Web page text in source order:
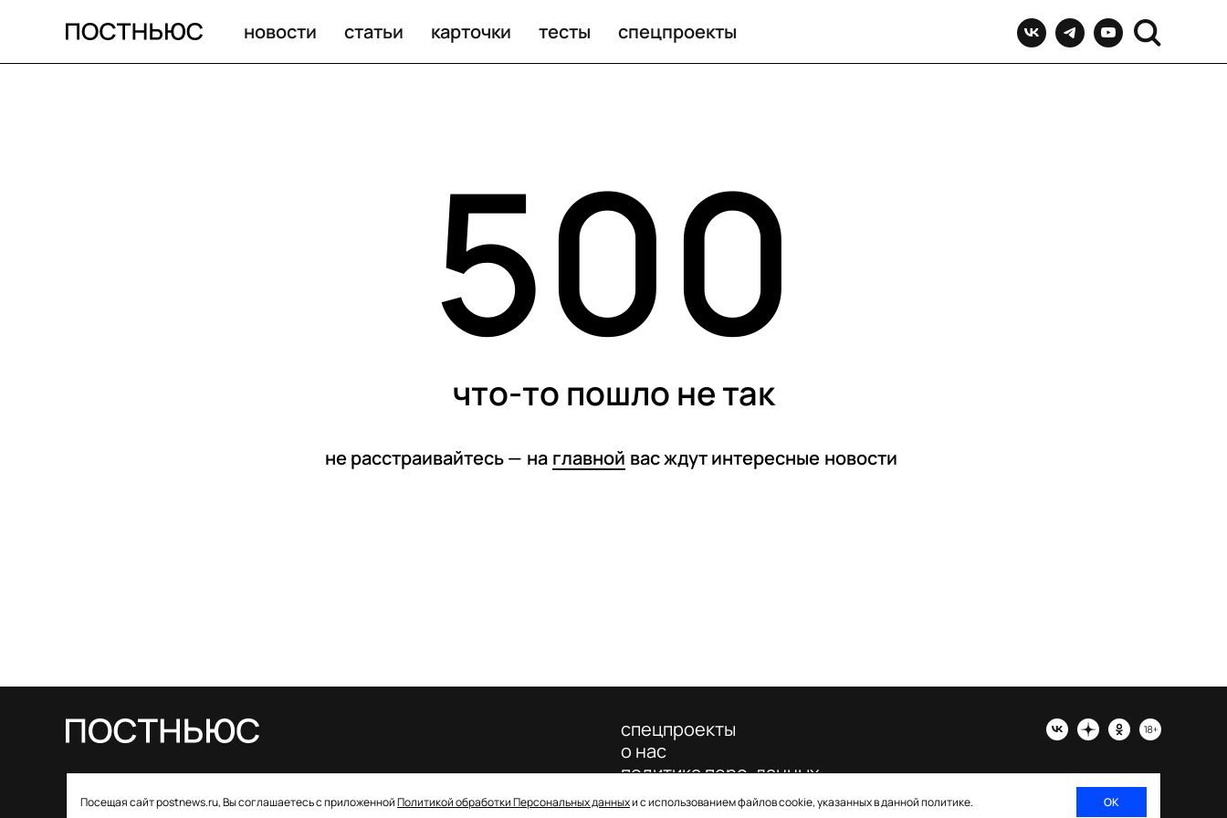
новости статьи карточки тесты спецпроекты
500
что-то пошло не так
не расстраивайтесь — на главной вас ждут интересные новости
Посещая сайт postnews.ru, Вы соглашаетесь с приложеннойПолитикой обработки Персональных данныхи с использованием файлов cookie, указанных в данной политике. ОК
о регистрации СМИ: ЭЛ № ФС 77–85757 от 22 августа
спецпроекты
о нас
политика перс. данных